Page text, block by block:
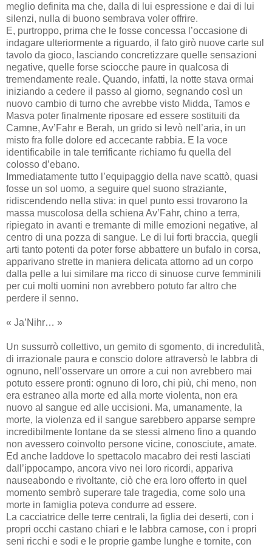
meglio definita ma che, dalla di lui espressione e dai di lui
silenzi, nulla di buono sembrava voler offrire.
E, purtroppo, prima che le fosse concessa l’occasione di
indagare ulteriormente a riguardo, il fato girò nuove carte sul
tavolo da gioco, lasciando concretizzare quelle sensazioni
negative, quelle forse sciocche paure in qualcosa di
tremendamente reale. Quando, infatti, la notte stava ormai
iniziando a cedere il passo al giorno, segnando così un
nuovo cambio di turno che avrebbe visto Midda, Tamos e
Masva poter finalmente riposare ed essere sostituiti da
Camne, Av’Fahr e Berah, un grido si levò nell’aria, in un
misto fra folle dolore ed accecante rabbia. E la voce
identificabile in tale terrificante richiamo fu quella del
colosso d’ebano.
Immediatamente tutto l’equipaggio della nave scattò, quasi
fosse un sol uomo, a seguire quel suono straziante,
ridiscendendo nella stiva: in quel punto essi trovarono la
massa muscolosa della schiena Av’Fahr, chino a terra,
ripiegato in avanti e tremante di mille emozioni negative, al
centro di una pozza di sangue. Le di lui forti braccia, quegli
arti tanto potenti da poter forse abbattere un bufalo in corsa,
apparivano strette in maniera delicata attorno ad un corpo
dalla pelle a lui similare ma ricco di sinuose curve femminili
per cui molti uomini non avrebbero potuto far altro che
perdere il senno.
« Ja’Nihr… »
Un sussurrò collettivo, un gemito di sgomento, di incredulità,
di irrazionale paura e conscio dolore attraversò le labbra di
ognuno, nell’osservare un orrore a cui non avrebbero mai
potuto essere pronti: ognuno di loro, chi più, chi meno, non
era estraneo alla morte ed alla morte violenta, non era
nuovo al sangue ed alle uccisioni. Ma, umanamente, la
morte, la violenza ed il sangue sarebbero apparse sempre
incredibilmente lontane da se stessi almeno fino a quando
non avessero coinvolto persone vicine, conosciute, amate.
Ed anche laddove lo spettacolo macabro dei resti lasciati
dall’ippocampo, ancora vivo nei loro ricordi, appariva
nauseabondo e rivoltante, ciò che era loro offerto in quel
momento sembrò superare tale tragedia, come solo una
morte in famiglia poteva condurre ad essere.
La cacciatrice delle terre centrali, la figlia dei deserti, con i
propri occhi castano chiari e le labbra carnose, con i propri
seni ricchi e sodi e le proprie gambe lunghe e tornite, con